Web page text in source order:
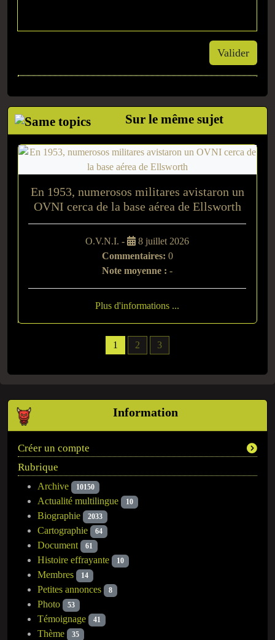
Information
Créer un compte
Rubrique
Archive 10150
Actualité multilingue 10
Biographie 2033
Cartographie 64
Document 61
Histoire effrayante 10
Membres 14
Petites annonces 8
Photo 53
Témoignage 41
Thème 35
Valider
Sur le même sujet
1 2 3
En 1953, numerosos militares avistaron un
OVNI cerca de la base aérea de Ellsworth
O.V.N.I. -
8 juillet 2026
Commentaires: 0
Note moyenne : -
Plus d'informations ...